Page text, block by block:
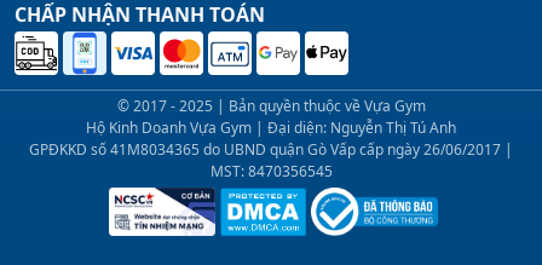
CHẤP NHẬN THANH TOÁN
© 2017 - 2025 | Bản quyền thuộc về Vựa Gym
Hộ Kinh Doanh Vựa Gym | Đại diện: Nguyễn Thị Tú Anh
GPĐKKD số 41M8034365 do UBND quận Gò Vấp cấp ngày 26/06/2017 |
MST: 8470356545